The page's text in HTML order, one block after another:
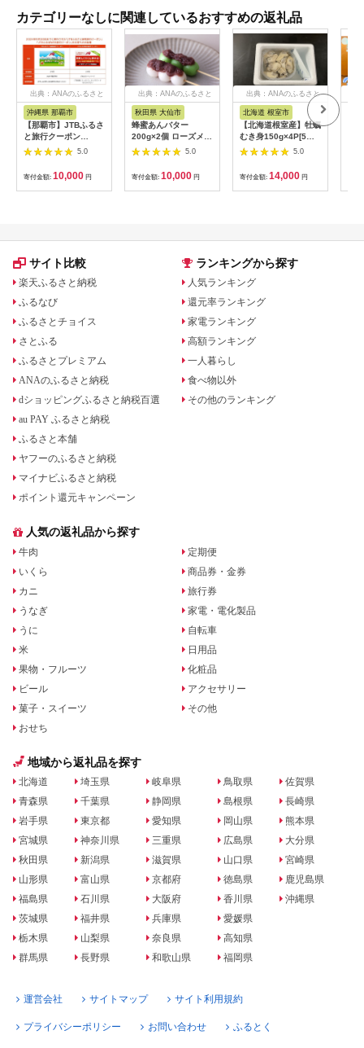
カテゴリーなしに関連しているおすすめの返礼品
出典：ANAのふるさと
沖縄県 那覇市
【那覇市】JTBふるさ
と旅行クーポン
（3,000円分）有効期
間3年（Eメール発
行）｜旅行 トラベル
予約 国内旅行 JTB 宿
泊 観光 体験 旅行券
人気 おすすめ 旅行ク
ン ネット予約 電話 有
5.0
寄付金額: 10,000 円
出典：ANAのふるさと
秋田県 大仙市
蜂蜜あんバター
200g×2個 ローズメイ
[あんバター はちみ
つ 発酵バター あん
こ 水あめ不使用 秋
田県 大仙市]
5.0
寄付金額: 10,000 円
出典：ANAのふるさと
納税
北海道 根室市
【北海道根室産】牡蠣
むき身150g×4P[5月
下旬以降発送] A-
5.0
寄付金額: 14,000 円
サイト比較
楽天ふるさと納税
ふるなび
ふるさとチョイス
さとふる
ふるさとプレミアム
ANAのふるさと納税
dショッピングふるさと納税百選
au PAY ふるさと納税
ふるさと本舗
ヤフーのふるさと納税
マイナビふるさと納税
ポイント還元キャンペーン
ランキングから探す
人気ランキング
還元率ランキング
家電ランキング
高額ランキング
一人暮らし
食べ物以外
その他のランキング
人気の返礼品から探す
牛肉
いくら
カニ
うなぎ
うに
米
果物・フルーツ
ビール
菓子・スイーツ
おせち
定期便
商品券・金券
旅行券
家電・電化製品
自転車
日用品
化粧品
アクセサリー
その他
地域から返礼品を探す
北海道
青森県
岩手県
宮城県
秋田県
山形県
福島県
茨城県
栃木県
群馬県
埼玉県
千葉県
東京都
神奈川県
新潟県
富山県
石川県
福井県
山梨県
長野県
岐阜県
静岡県
愛知県
三重県
滋賀県
京都府
大阪府
兵庫県
奈良県
和歌山県
鳥取県
島根県
岡山県
広島県
山口県
徳島県
香川県
愛媛県
高知県
福岡県
佐賀県
長崎県
熊本県
大分県
宮崎県
鹿児島県
沖縄県
運営会社 サイトマップ サイト利用規約
プライバシーポリシー お問い合わせ ふるとく